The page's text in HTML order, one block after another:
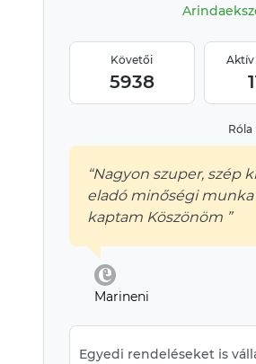
Követői
5938
“Nagyon szuper, szép
eladó minőségi
kaptam Köszönöm ”
Marineni
Egyedi rendeléseket is